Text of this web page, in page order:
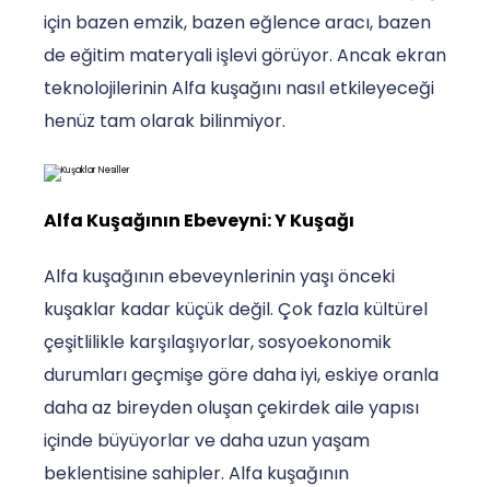
için bazen emzik, bazen eğlence aracı, bazen
de eğitim materyali işlevi görüyor. Ancak ekran
teknolojilerinin Alfa kuşağını nasıl etkileyeceği
henüz tam olarak bilinmiyor.
Alfa Kuşağının Ebeveyni: Y Kuşağı
Alfa kuşağının ebeveynlerinin yaşı önceki
kuşaklar kadar küçük değil. Çok fazla kültürel
çeşitlilikle karşılaşıyorlar, sosyoekonomik
durumları geçmişe göre daha iyi, eskiye oranla
daha az bireyden oluşan çekirdek aile yapısı
içinde büyüyorlar ve daha uzun yaşam
beklentisine sahipler. Alfa kuşağının